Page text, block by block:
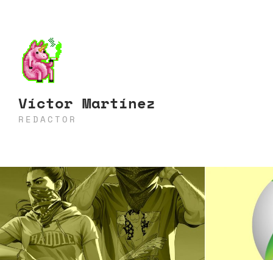
Víctor Martínez
REDACTOR